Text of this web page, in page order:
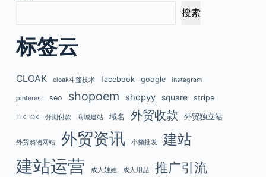
搜索
标签云
CLOAK cloak斗篷技术 facebook google instagram
pinterest seo shopoem shopyy square stripe
TIKTOK 分期付款 商城建站 域名 外贸收款 外贸独立站
外贸购物网站 外贸资讯 小额批发 建站
建站运营 成人娃娃 成人用品 推广引流